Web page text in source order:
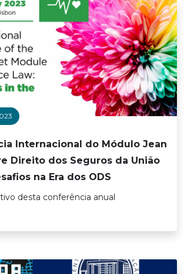
Internacional do Módulo Jean
Direito dos Seguros da União
na Era dos ODS
desta conferência anual